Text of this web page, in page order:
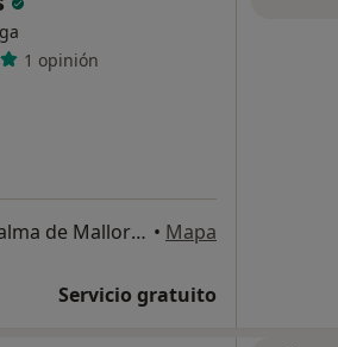
1 opinión
Cl. Santiago Rusiñol, 9, Palma de Mallorca • Mapa
Servicio gratuito